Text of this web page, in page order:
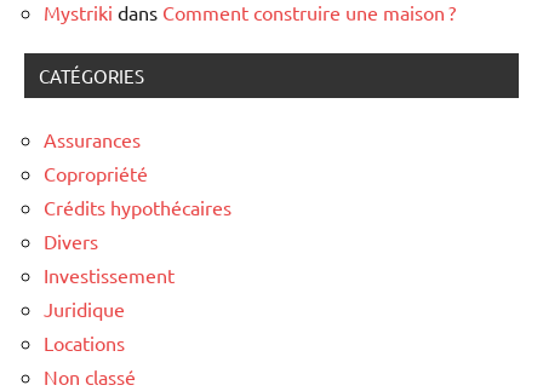
Mystriki dans Comment construire une maison ?
CATÉGORIES
Assurances
Copropriété
Crédits hypothécaires
Divers
Investissement
Juridique
Locations
Non classé